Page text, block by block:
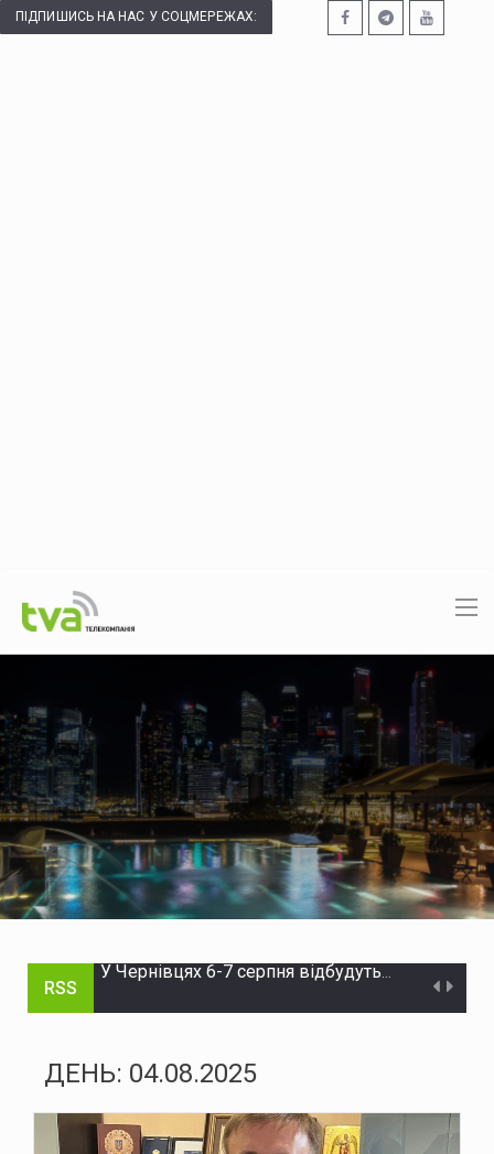
ПІДПИШИСЬ НА НАС У СОЦМЕРЕЖАХ:
RSS
ДЕНЬ: 04.08.2025